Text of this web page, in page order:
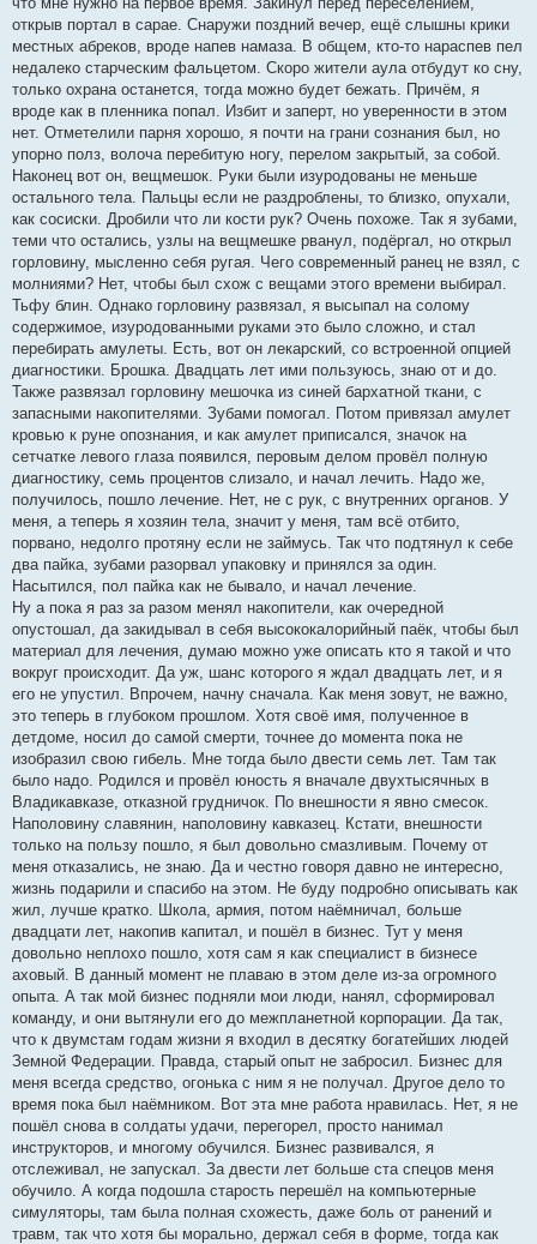
открыв портал в сарае. Снаружи поздний вечер, ещё слышны крики
местных абреков, вроде напев намаза. В общем, кто-то нараспев пел
недалеко старческим фальцетом. Скоро жители аула отбудут ко сну,
только охрана останется, тогда можно будет бежать. Причём, я
вроде как в пленника попал. Избит и заперт, но уверенности в этом
нет. Отметелили парня хорошо, я почти на грани сознания был, но
упорно полз, волоча перебитую ногу, перелом закрытый, за собой.
Наконец вот он, вещмешок. Руки были изуродованы не меньше
остального тела. Пальцы если не раздроблены, то близко, опухали,
как сосиски. Дробили что ли кости рук? Очень похоже. Так я зубами,
теми что остались, узлы на вещмешке рванул, подёргал, но открыл
горловину, мысленно себя ругая. Чего современный ранец не взял, с
молниями? Нет, чтобы был схож с вещами этого времени выбирал.
Тьфу блин. Однако горловину развязал, я высыпал на солому
содержимое, изуродованными руками это было сложно, и стал
перебирать амулеты. Есть, вот он лекарский, со встроенной опцией
диагностики. Брошка. Двадцать лет ими пользуюсь, знаю от и до.
Также развязал горловину мешочка из синей бархатной ткани, с
запасными накопителями. Зубами помогал. Потом привязал амулет
кровью к руне опознания, и как амулет приписался, значок на
сетчатке левого глаза появился, перовым делом провёл полную
диагностику, семь процентов слизало, и начал лечить. Надо же,
получилось, пошло лечение. Нет, не с рук, с внутренних органов. У
меня, а теперь я хозяин тела, значит у меня, там всё отбито,
порвано, недолго протяну если не займусь. Так что подтянул к себе
два пайка, зубами разорвал упаковку и принялся за один.
Насытился, пол пайка как не бывало, и начал лечение.
Ну а пока я раз за разом менял накопители, как очередной
опустошал, да закидывал в себя высококалорийный паёк, чтобы был
материал для лечения, думаю можно уже описать кто я такой и что
вокруг происходит. Да уж, шанс которого я ждал двадцать лет, и я
его не упустил. Впрочем, начну сначала. Как меня зовут, не важно,
это теперь в глубоком прошлом. Хотя своё имя, полученное в
детдоме, носил до самой смерти, точнее до момента пока не
изобразил свою гибель. Мне тогда было двести семь лет. Там так
было надо. Родился и провёл юность я вначале двухтысячных в
Владикавказе, отказной грудничок. По внешности я явно смесок.
Наполовину славянин, наполовину кавказец. Кстати, внешности
только на пользу пошло, я был довольно смазливым. Почему от
меня отказались, не знаю. Да и честно говоря давно не интересно,
жизнь подарили и спасибо на этом. Не буду подробно описывать как
жил, лучше кратко. Школа, армия, потом наёмничал, больше
двадцати лет, накопив капитал, и пошёл в бизнес. Тут у меня
довольно неплохо пошло, хотя сам я как специалист в бизнесе
аховый. В данный момент не плаваю в этом деле из-за огромного
опыта. А так мой бизнес подняли мои люди, нанял, сформировал
команду, и они вытянули его до межпланетной корпорации. Да так,
что к двумстам годам жизни я входил в десятку богатейших людей
Земной Федерации. Правда, старый опыт не забросил. Бизнес для
меня всегда средство, огонька с ним я не получал. Другое дело то
время пока был наёмником. Вот эта мне работа нравилась. Нет, я не
пошёл снова в солдаты удачи, перегорел, просто нанимал
инструкторов, и многому обучился. Бизнес развивался, я
отслеживал, не запускал. За двести лет больше ста спецов меня
обучило. А когда подошла старость перешёл на компьютерные
симуляторы, там была полная схожесть, даже боль от ранений и
травм, так что хотя бы морально, держал себя в форме, тогда как